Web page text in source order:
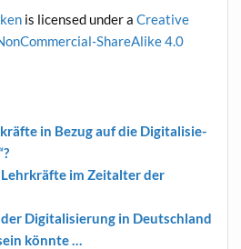
is licen­sed under aCrea­ti­ve
ShareA­li­ke 4.0
in Bezug auf die Digi­ta­li­sie­
im Zeit­al­ter der
Digi­ta­li­sie­rung in Deutsch­land
könnte …